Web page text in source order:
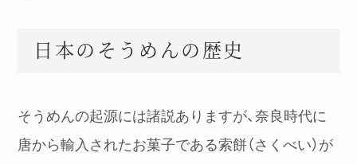
日本のそうめんの歴史
そうめんの起源には諸説ありますが、奈良時代に
唐から輸入されたお菓子である索餅（さくべい）が